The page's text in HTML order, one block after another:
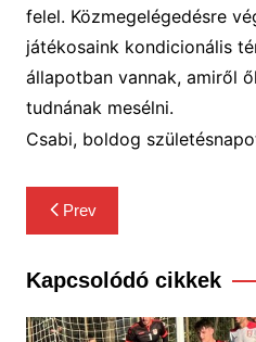
felel. Közmegelégedésre
játékosaink kondicionális
állapotban vannak, amiről
tudnának mesélni.
Csabi, boldog születésnapo
Bejegyzés
navigáció
Prev
Kapcsolódó cikkek